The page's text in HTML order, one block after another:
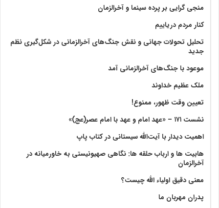
منجی گرایی بر پرده سینما و آخرالزمان
کنار مردم دریاییم
تحلیل تحولات جهانی و نقش جنگ‌های آخرالزمانی در شکل‌گیری نظم
جدید
موعود با جنگ‌های آخرالزمانی آمد
ملک عظیم خداوند
تعیین وقت ظهور، ممنوع!
نشست ۱۷۱ – «عهد امام و عهد با امام عصر(عج)»
اهمیت دیدار با آیت‌الله سیستانی در کتاب پاپ
هابیت ها و ارباب حلقه ها: نگاهی صهیونیستی به خاورمیانه در
آخرالزمان
معنی دقیق اولیاء الله چیست؟
پدران مهربان ما